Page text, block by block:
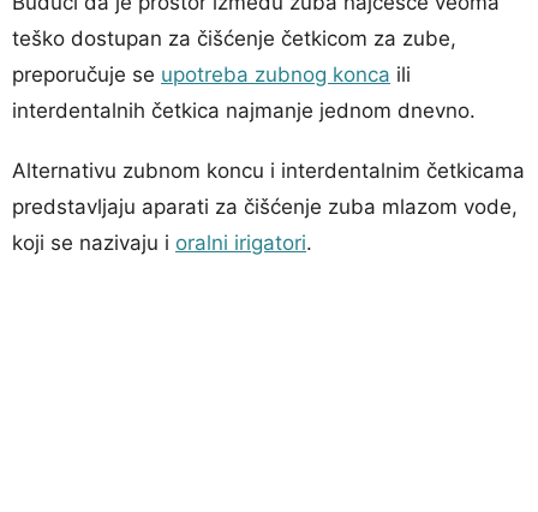
teško dostupan za čišćenje četkicom za zube,
preporučuje se upotreba zubnog konca ili
interdentalnih četkica najmanje jednom dnevno.
Alternativu zubnom koncu i interdentalnim četkicama
predstavljaju aparati za čišćenje zuba mlazom vode,
koji se nazivaju i oralni irigatori.